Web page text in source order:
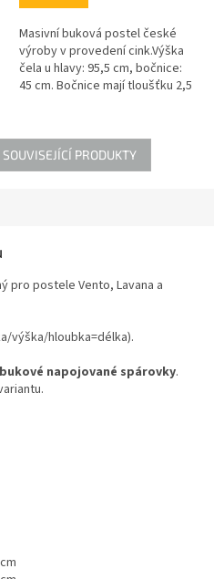
Masivní buková postel české
výroby v provedení cink.Výška
čela u hlavy: 95,5 cm, bočnice:
45 cm. Bočnice mají tloušťku 2,5
PRODUKTY
pro postele Vento, Lavana a
výška/hloubka=délka).
napojované spárovky.